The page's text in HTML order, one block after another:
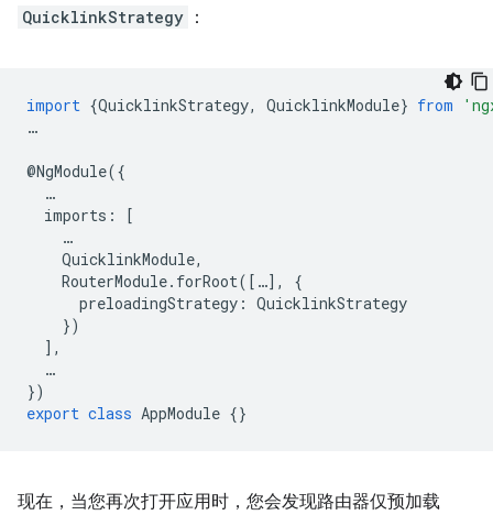
QuicklinkStrategy ：
import {QuicklinkStrategy, QuicklinkModule} from
…
@NgModule({
…
imports :
[
…
QuicklinkModule,
RouterModule. forRoot([ …],
{
preloadingStrategy : QuicklinkStrategy
})
],
…
})
export class AppModule {}
现在，当您再次打开应用时，您会发现路由器仅预加载